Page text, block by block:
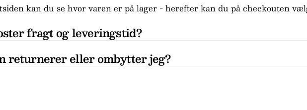
kan du se hvor varen er på lager - herefter kan du på checkouten
fragt og leveringstid?
returnerer eller ombytter jeg?